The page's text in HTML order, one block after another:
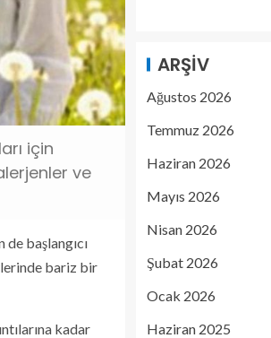
için
ve
başlangıcı
bariz bir
kadar
ARŞIV
Ağustos 2026
Temmuz 2026
Haziran 2026
Mayıs 2026
Nisan 2026
Şubat 2026
Ocak 2026
Haziran 2025